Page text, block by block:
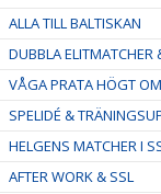
ALLA TILL BALTISKAN
DUBBLA
VÅGA PRATA HÖGT
SPELIDÉ &
HELGENS MATCHER I
AFTER WORK & SSL